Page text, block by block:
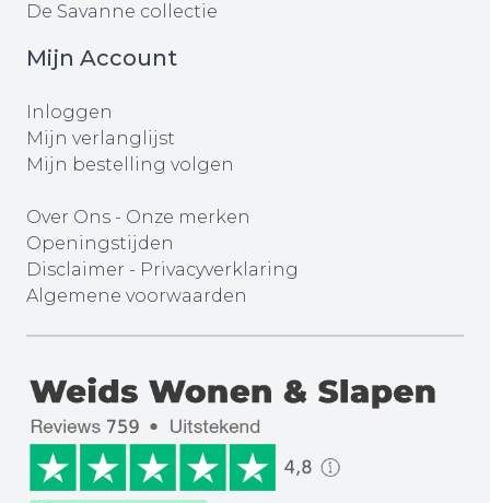
De Savanne collectie
Mijn Account
Inloggen
Mijn verlanglijst
Mijn bestelling volgen
Over Ons - Onze merken
Openingstijden
Disclaimer - Privacyverklaring
Algemene voorwaarden